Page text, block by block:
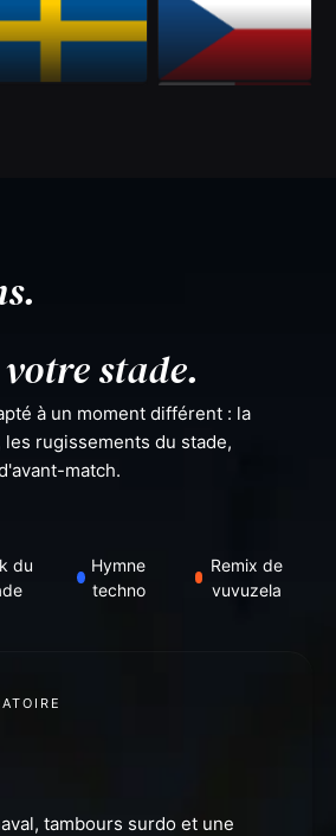
stade.
à un moment différent : la
rugissements du stade,
match.
du
Hymne
techno
Remix de
vuvuzela
tambours surdo et une